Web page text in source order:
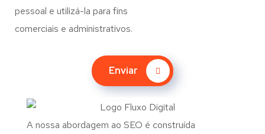
pessoal e utilizá-la para fins
comerciais e administrativos.
Enviar
A nossa abordagem ao SEO é construída